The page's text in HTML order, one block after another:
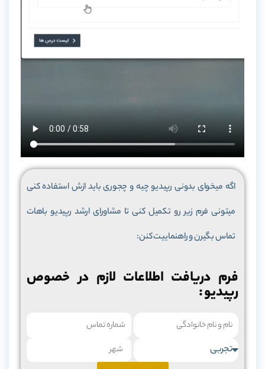
اگه میخوای بدونی رپیدیو چیه و چجوری باید ازش استفاده کنی
میتونی فرم زیر رو تکمیل کنی تا مشاورای ارشد رپیدیو باهات
تماس بگیرن و راهنماییت کنن:
فرم دریافت اطلاعات لازم در خصوص
رپیدیو :